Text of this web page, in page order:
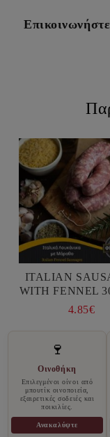
ITALIAN
WITH FENNEL
FILIMON4.85€
🍷
Οινοθήκη
Επιλεγμένοι οίνοι από
μπουτίκ οινοποιεία,
εξαιρετικές σοδειές και
ποικιλίες.
Ανακαλύψτε